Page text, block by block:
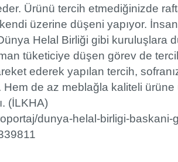
Ürünü tercih etmediğinizde
üzerine düşeni yapıyor.
Helal Birliği gibi kuruluşlara
tüketiciye düşen görev de
ederek yapılan tercih,
Hem de az meblağla kaliteli ürüne
(İLKHA)
dunya-helal-birligi-baskani-